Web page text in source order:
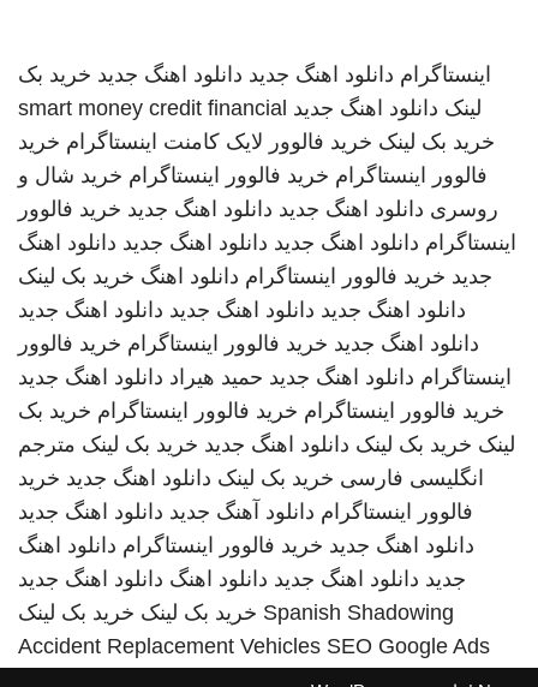
اینستاگرام دانلود اهنگ جدید دانلود اهنگ جدید خرید بک
لینک دانلود اهنگ جدید smart money credit financial
خرید بک لینک خرید فالوور لایک کامنت اینستاگرام خرید
فالوور اینستاگرام خرید فالوور اینستاگرام خرید شال و
روسری دانلود اهنگ جدید دانلود اهنگ جدید خرید فالوور
اینستاگرام دانلود اهنگ جدید دانلود اهنگ جدید دانلود اهنگ
جدید خرید فالوور اینستاگرام دانلود اهنگ خرید بک لینک
دانلود اهنگ جدید دانلود اهنگ جدید دانلود اهنگ جدید
دانلود اهنگ جدید خرید فالوور اینستاگرام خرید فالوور
اینستاگرام دانلود اهنگ جدید حمید هیراد دانلود اهنگ جدید
خرید فالوور اینستاگرام خرید فالوور اینستاگرام خرید بک
لینک خرید بک لینک دانلود اهنگ جدید خرید بک لینک مترجم
انگلیسی فارسی خرید بک لینک دانلود اهنگ جدید خرید
فالوور اینستاگرام دانلود آهنگ جدید دانلود اهنگ جدید
دانلود اهنگ جدید خرید فالوور اینستاگرام دانلود اهنگ
جدید دانلود اهنگ جدید دانلود اهنگ دانلود اهنگ جدید
Spanish Shadowing خرید بک لینک خرید بک لینک
Accident Replacement Vehicles SEO Google Ads